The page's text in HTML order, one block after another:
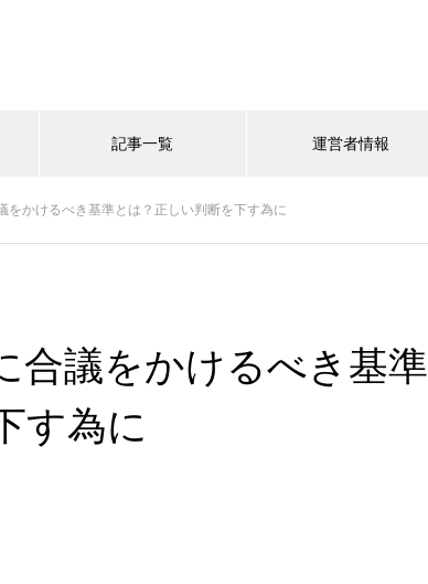
記事一覧 運営者情報
をかけるべき基準とは？正しい判断を下す為に
合議をかけるべき基準
す為に